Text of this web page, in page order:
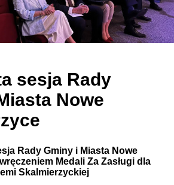
sesja Rady
Nowe
Rady Gminy i Miasta Nowe
Medali Za Zasługi dla
Skalmierzyckiej